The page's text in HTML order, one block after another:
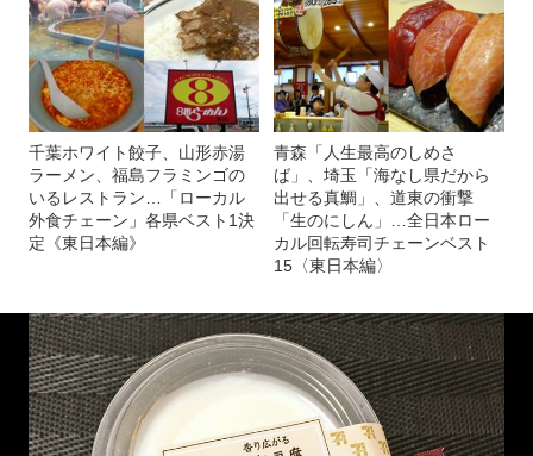
千葉ホワイト餃子、山形赤湯
ラーメン、福島フラミンゴの
いるレストラン…「ローカル
外食チェーン」各県ベスト1決
定《東日本編》
青森「人生最高のしめさ
ば」、埼玉「海なし県だから
出せる真鯛」、道東の衝撃
「生のにしん」…全日本ロー
カル回転寿司チェーンベスト
15〈東日本編〉